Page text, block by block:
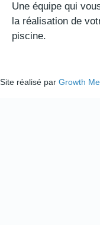
Une équipe qui
la réalisation de
piscine.
Site réalisé par Growth